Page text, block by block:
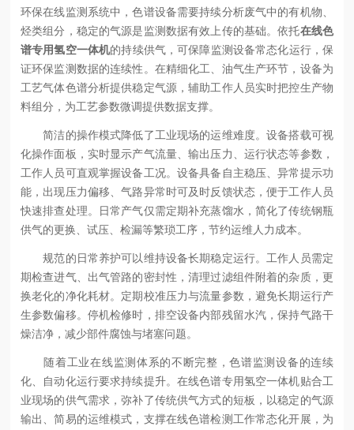
环保在线监测系统中，色谱设备需要持续分析废气中的有机物、
烃类组分，稳定的气源是监测数据有效上传的基础。依托在线色
谱专用氢空一体机的持续供气，可保障监测设备常态化运行，保
证环保监测数据的连续性。在精细化工、油气生产环节，设备为
工艺气体色谱分析提供稳定气源，辅助工作人员实时把控生产物
料组分，为工艺参数微调提供数据支撑。
简洁的操作模式降低了工业现场的运维难度。设备搭载可视
化操作面板，实时显示产气流量、输出压力、运行状态等参数，
工作人员可直观掌握设备工况。设备具备自主稳压、异常提示功
能，出现压力偏移、气路异常时可及时反馈状态，便于工作人员
快速排查处理。日常产气仅需定期补充蒸馏水，简化了传统钢瓶
供气的更换、试压、检漏等繁琐工序，节约运维人力成本。
规范的日常养护可以维持设备长期稳定运行。工作人员需定
期检查进气、出气管路的密封性，清理过滤组件附着的杂质，更
换老化的净化耗材。定期校准压力与流量参数，避免长期运行产
生参数偏移。停机检修时，排空设备内部残留水汽，保持气路干
燥洁净，减少部件腐蚀与堵塞问题。
随着工业在线监测体系的不断完整，色谱监测设备的连续
化、自动化运行要求持续提升。在线色谱专用氢空一体机贴合工
业现场的供气需求，弥补了传统供气方式的短板，以稳定的气源
输出、简易的运维模式，支撑在线色谱检测工作常态化开展，为